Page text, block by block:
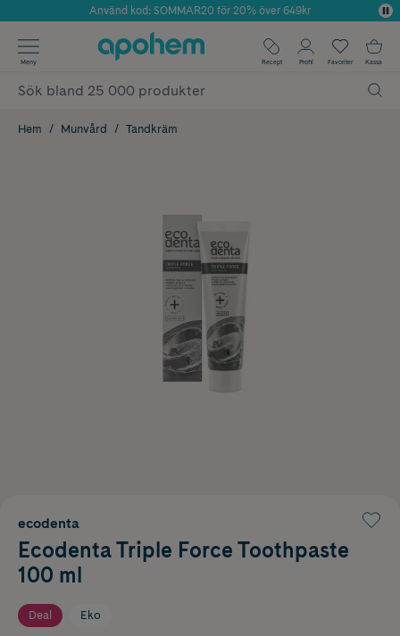
Årets Butik 2025 inom Skönhet
Använd kod: SOMMAR20 för 20% över 649kr
✓ Fri frakt
✓ Poäng på alla köp*
Meny Recept Profil Favoriter Kassa
Hem Munvård Tandkräm
ecodenta
Ecodenta Triple Force Toothpaste
100 ml
Deal Eko